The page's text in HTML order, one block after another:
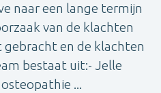
naar een lange termijn
van de klachten
en de klachten
bestaat uit:- Jelle
...